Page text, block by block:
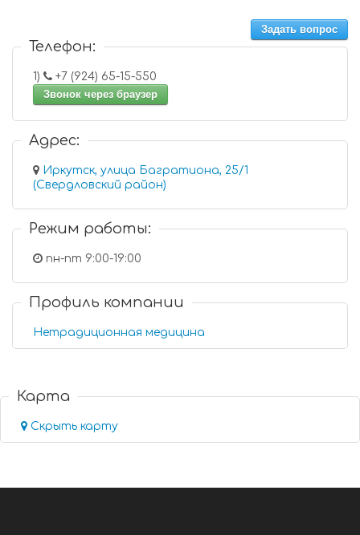
Задать вопрос
Телефон:
1)
+7 (924) 65-15-550
Звонок через браузер
Адрес:
Иркутск, улица Багратиона, 25/1
(Свердловский район)
Режим работы:
пн-пт 9:00-19:00
Профиль компании
Нетрадиционная медицина
Карта
Скрыть карту